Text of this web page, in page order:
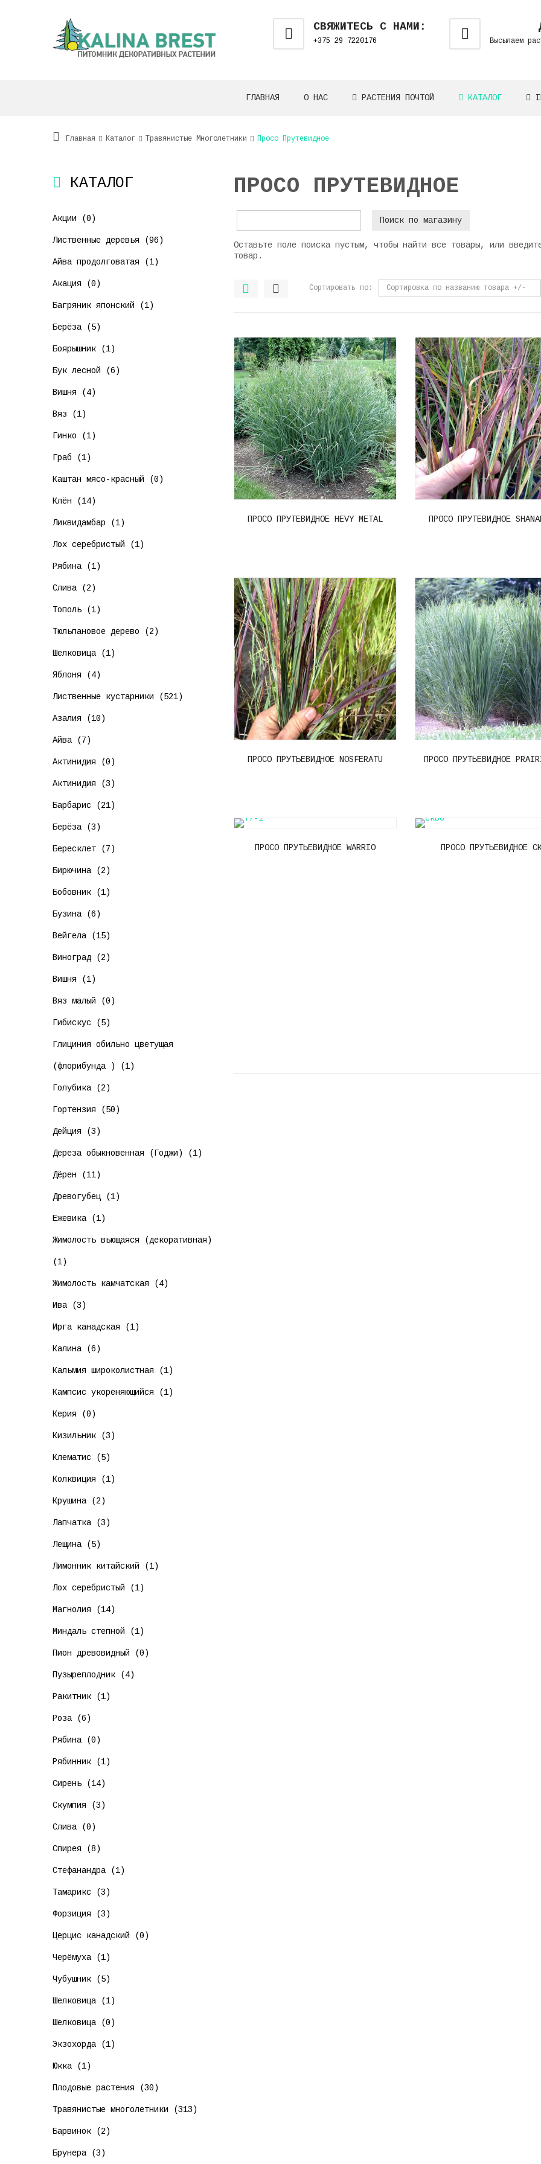
СВЯЖИТЕСЬ С НАМИ:
+375 29 7220176 Высылаем
ГЛАВНАЯ О НАС РАСТЕНИЯ ПОЧТОЙ КАТАЛОГ
Главная Каталог Травянистые Многолетники Просо Прутевидное
ПРОСО ПРУТЕВИДНОЕ
Оставьте поле поиска пустым, чтобы найти все товары, или
товар.
Сортировать по Сортировка по названию товара +/-
ПРОСО ПРУТЕВИДНОЕ HEVY METAL ПРОСО ПРУТЕВИДНОЕ
ПРОСО ПРУТЬЕВИДНОЕ NOSFERATU ПРОСО ПРУТЬЕВИДНОЕ
ПРОСО ПРУТЬЕВИДНОЕ WARRIO ПРОСО ПРУТЬЕВИДНОЕ
КАТАЛОГ
Акции (0)
Лиственные деревья (96)
Айва продолговатая (1)
Акация (0)
Багряник японский (1)
Берёза (5)
Боярышник (1)
Бук лесной (6)
Вишня (4)
Вяз (1)
Гинко (1)
Граб (1)
Каштан мясо-красный (0)
Клён (14)
Ликвидамбар (1)
Лох серебристый (1)
Рябина (1)
Слива (2)
Тополь (1)
Тюльпановое дерево (2)
Шелковица (1)
Яблоня (4)
Лиственные кустарники (521)
Азалия (10)
Айва (7)
Актинидия (0)
Актинидия (3)
Барбарис (21)
Берёза (3)
Бересклет (7)
Бирючина (2)
Бобовник (1)
Бузина (6)
Вейгела (15)
Виноград (2)
Вишня (1)
Вяз малый (0)
Гибискус (5)
Глициния обильно цветущая
(флорибунда ) (1)
Голубика (2)
Гортензия (50)
Дейция (3)
Дереза обыкновенная (Годжи) (1)
Дёрен (11)
Древогубец (1)
Ежевика (1)
Жимолость вьющаяся (декоративная)
(1)
Жимолость камчатская (4)
Ива (3)
Ирга канадская (1)
Калина (6)
Кальмия широколистная (1)
Кампсис укореняющийся (1)
Керия (0)
Кизильник (3)
Клематис (5)
Колквиция (1)
Крушина (2)
Лапчатка (3)
Лещина (5)
Лимонник китайский (1)
Лох серебристый (1)
Магнолия (14)
Миндаль степной (1)
Пион древовидный (0)
Пузыреплодник (4)
Ракитник (1)
Роза (6)
Рябина (0)
Рябинник (1)
Сирень (14)
Скумпия (3)
Слива (0)
Спирея (8)
Стефанандра (1)
Тамарикс (3)
Форзиция (3)
Церцис канадский (0)
Черёмуха (1)
Чубушник (5)
Шелковица (1)
Шелковица (0)
Экзохорда (1)
Юкка (1)
Плодовые растения (30)
Травянистые многолетники (313)
Барвинок (2)
Брунера (3)